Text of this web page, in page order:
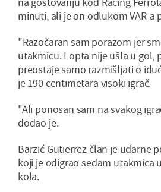
minuti, ali je on odlukom VAR-a
"Razočaran sam porazom jer
utakmicu. Lopta nije ušla u gol,
preostaje samo razmišljati o
je 190 centimetara visoki igrač.
"Ali ponosan sam na svakog
dodao je.
Barzić Gutierrez član je udarne
koji je odigrao sedam utakmica
kola.